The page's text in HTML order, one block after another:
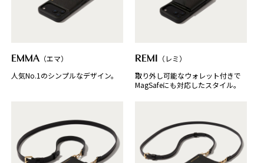
EMMA（エマ）
人気No.1のシンプルなデザイン。
REMI （レミ）
取り外し可能なウォレット付きで
MagSafeにも対応したスタイル。